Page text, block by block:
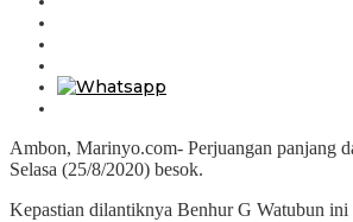
Ambon, Marinyo.com- Perjuangan panjang
Selasa (25/8/2020) besok.
Kepastian dilantiknya Benhur G Watubun